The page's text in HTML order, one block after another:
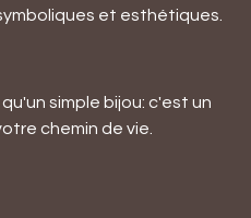
et esthétiques.
simple bijou: c'est un
chemin de vie.